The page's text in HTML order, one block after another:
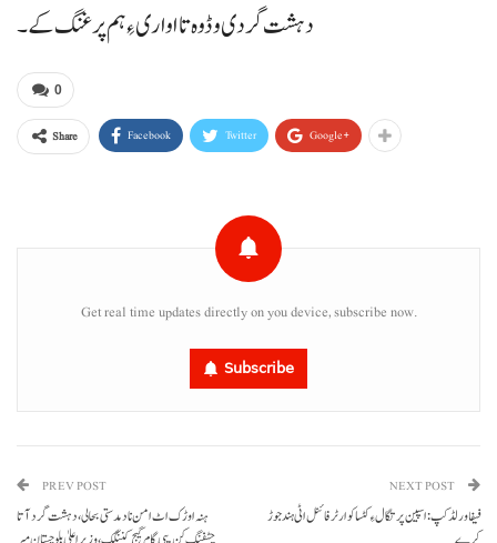
دہشت گردی و ڈوہ تا اواری ءِ ہم پرغنگ کے۔
0
Share Facebook Twitter Google+
Get real time updates directly on you device, subscribe now.
Subscribe
PREV POST
ہنہ اوڑک اٹ امن نا دمدستی بحالی، دہشت گرد آتا
NEXT POST
فیفا ورلڈ کپ: اسپین پرتگال ءِ کٹسا کوارٹر فائنل اٹی ہند جوڑ